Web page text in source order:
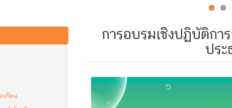
เรียน
การอบรมเชิงปฏิบัติก
ปร